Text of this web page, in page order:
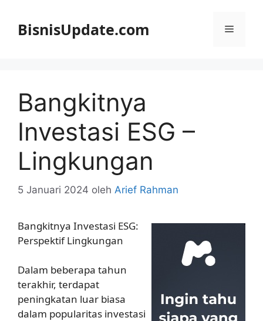
BisnisUpdate.com Menu
Bangkitnya
Investasi ESG –
Lingkungan
5 Januari 2024 oleh Arief Rahman
Bangkitnya Investasi ESG:
Perspektif Lingkungan
Dalam beberapa tahun
terakhir, terdapat
peningkatan luar biasa
dalam popularitas investasi